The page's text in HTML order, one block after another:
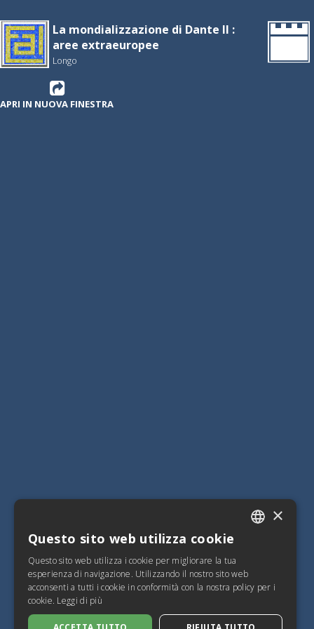
La mondializzazione di Dante II :
aree extraeuropee
Longo
APRI IN NUOVA FINESTRA
FRENCH
ENGLISH
×
Questo sito web utilizza cookie
Questo sito web utilizza i cookie per migliorare la tua
esperienza di navigazione. Utilizzando il nostro sito web
acconsenti a tutti i cookie in conformità con la nostra policy per i
cookie. Leggi di più